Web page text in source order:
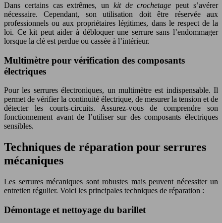
Dans certains cas extrêmes, un kit de crochetagepeut s’avérer
nécessaire. Cependant, son utilisation doit être réservée aux
professionnels ou aux propriétaires légitimes, dans le respect de la
loi. Ce kit peut aider à débloquer une serrure sans l’endommager
lorsque la clé est perdue ou cassée à l’intérieur.
Multimètre pour vérification des composants
électriques
Pour les serrures électroniques, un multimètre est indispensable. Il
permet de vérifier la continuité électrique, de mesurer la tension et de
détecter les courts-circuits. Assurez-vous de comprendre son
fonctionnement avant de l’utiliser sur des composants électriques
sensibles.
Techniques de réparation pour serrures
mécaniques
Les serrures mécaniques sont robustes mais peuvent nécessiter un
entretien régulier. Voici les principales techniques de réparation :
Démontage et nettoyage du barillet